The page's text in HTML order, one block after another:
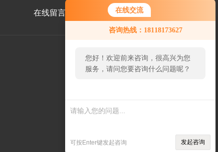
在线交流
咨询热线：18118173627
您好！欢迎前来咨询，很高兴为您
服务，请问您要咨询什么问题呢？
否找到了需求产品，您可以
直接在线与我联系！
可按Enter键发起咨询 发起咨询
在线留言 联系我们
码